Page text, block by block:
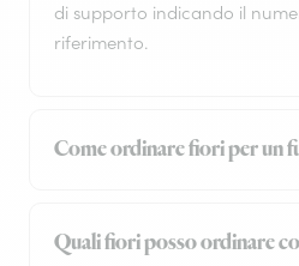
di supporto indicando il
riferimento.
Come ordinare fiori per un
Quali fiori posso ordinare